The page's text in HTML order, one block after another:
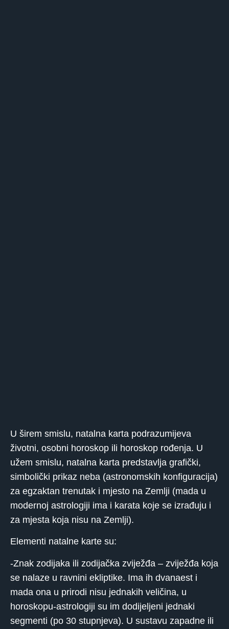
U širem smislu, natalna karta podrazumijeva
životni, osobni horoskop ili horoskop rođenja. U
užem smislu, natalna karta predstavlja grafički,
simbolički prikaz neba (astronomskih konfiguracija)
za egzaktan trenutak i mjesto na Zemlji (mada u
modernoj astrologiji ima i karata koje se izrađuju i
za mjesta koja nisu na Zemlji).
Elementi natalne karte su:
-Znak zodijaka ili zodijačka zviježđa – zviježđa koja
se nalaze u ravnini ekliptike. Ima ih dvanaest i
mada ona u prirodi nisu jednakih veličina, u
horoskopu-astrologiji su im dodijeljeni jednaki
segmenti (po 30 stupnjeva). U sustavu zapadne ili